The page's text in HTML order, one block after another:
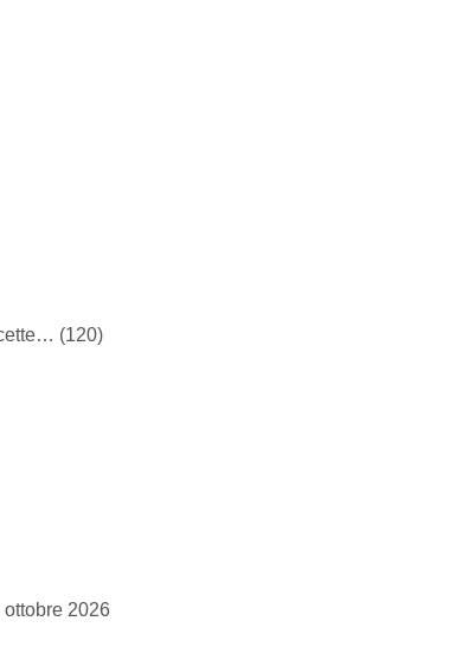
(120)
2026